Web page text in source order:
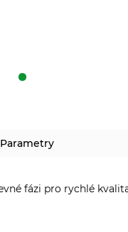
Parametry
fázi pro rychlé